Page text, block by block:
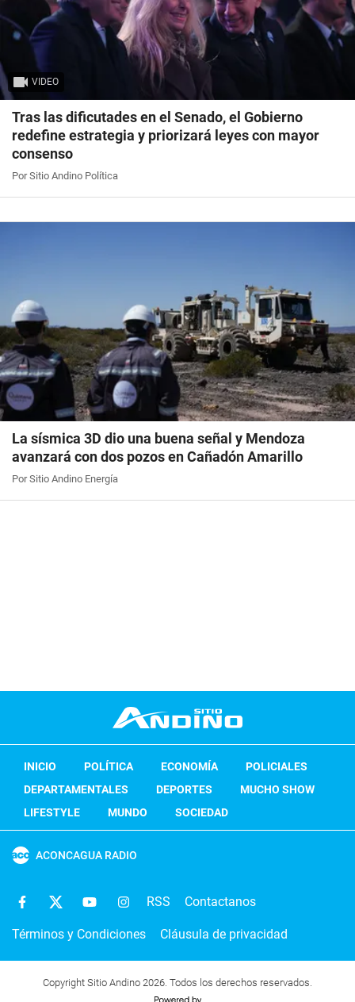
VIDEO
Tras las dificutades en el Senado, el Gobierno
redefine estrategia y priorizará leyes con mayor
consenso
Por Sitio Andino Política
La sísmica 3D dio una buena señal y Mendoza
avanzará con dos pozos en Cañadón Amarillo
Por Sitio Andino Energía
INICIO POLÍTICA ECONOMÍA
POLICIALES
DEPARTAMENTALES
DEPORTES
MUCHO SHOW
LIFESTYLE
MUNDO SOCIEDAD
ACONCAGUA RADIO
RSS Contactanos
Términos y Condiciones Cláusula de privacidad
Copyright Sitio Andino 2026. Todos los derechos reservados.